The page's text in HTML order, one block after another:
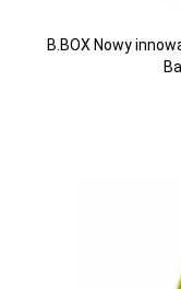
B.BOX Nowy